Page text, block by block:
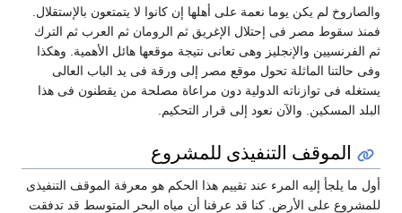
لم يكن يوما نعمة على أهلها إن كانوا لا يتمتعون بالإستقلال.
سقوط مصر فى إحتلال الإغريق ثم الرومان ثم العرب ثم الترك
الفرنسيين والإنجليز وهى تعانى نتيجة موقعها هائل الأهمية. وهكذا
حالتنا الماثلة تحول موقع مصر إلى ورقة فى يد الباب العالى
فى توازناته الدولية دون مراعاة مصلحة من يقطنون فى هذا
المسكين. والآن نعود إلى قرار التحكيم.
الموقف التنفيذى للمشروع
ما يلجأ إليه المرء عند تقييم هذا الحكم هو معرفة الموقف التنفيذى
على الأرض. كنا قد عرفنا أن مياه البحر المتوسط قد تدفقت